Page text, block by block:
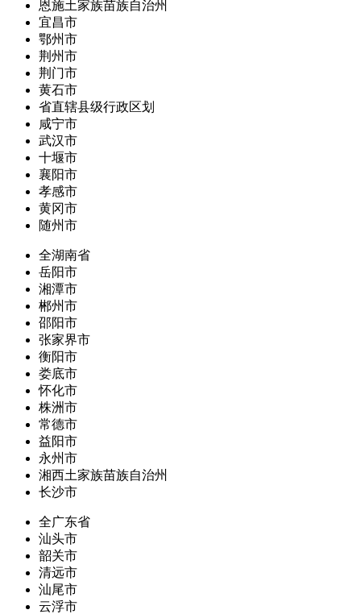
恩施土家族苗族自治州
宜昌市
鄂州市
荆州市
荆门市
黄石市
省直辖县级行政区划
咸宁市
武汉市
十堰市
襄阳市
孝感市
黄冈市
随州市
全湖南省
岳阳市
湘潭市
郴州市
邵阳市
张家界市
衡阳市
娄底市
怀化市
株洲市
常德市
益阳市
永州市
湘西土家族苗族自治州
长沙市
全广东省
汕头市
韶关市
清远市
汕尾市
云浮市